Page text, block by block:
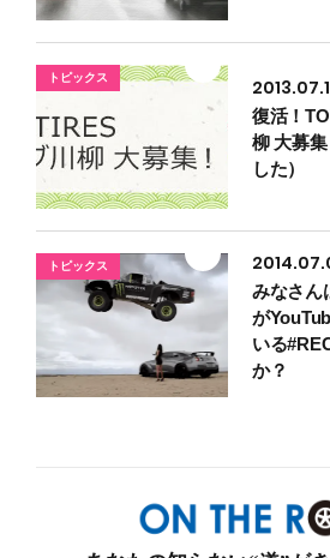
復活！
柳 大募
した）
トピックス
みなさん
が
いる
か？
トピックス